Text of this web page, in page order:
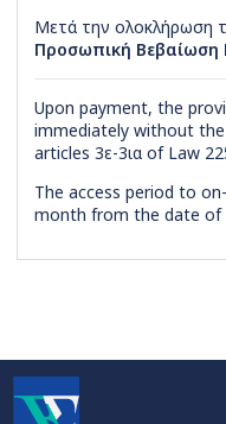
Μετά την ολοκλήρωση
Προσωπική
Upon payment, the
immediately without
articles 3ε-3ια of Law
The access period to
month from the date of